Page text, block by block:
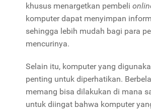
khusus menargetkan pembeli
komputer dapat menyimpan
sehingga lebih mudah bagi para
mencurinya.
Selain itu, komputer yang
penting untuk diperhatikan.
memang bisa dilakukan di mana
untuk diingat bahwa komputer